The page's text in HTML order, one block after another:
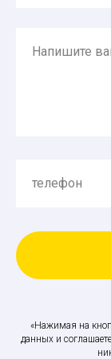
телефон
«Нажимая на
данных и